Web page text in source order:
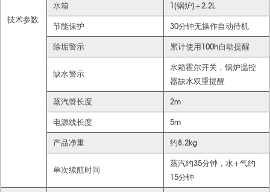
技术参数
水箱 1(锅炉)+2.2L
节能保护 30分钟无操作自动待机
除垢警示 累计使用100h自动提醒
缺水警示
水箱霍尔开关，锅炉温控
器缺水双重提醒
蒸汽管长度 2m
电源线长度 5m
产品净重 约8.2kg
单次续航时间
蒸汽约35分钟，水+气约
15分钟